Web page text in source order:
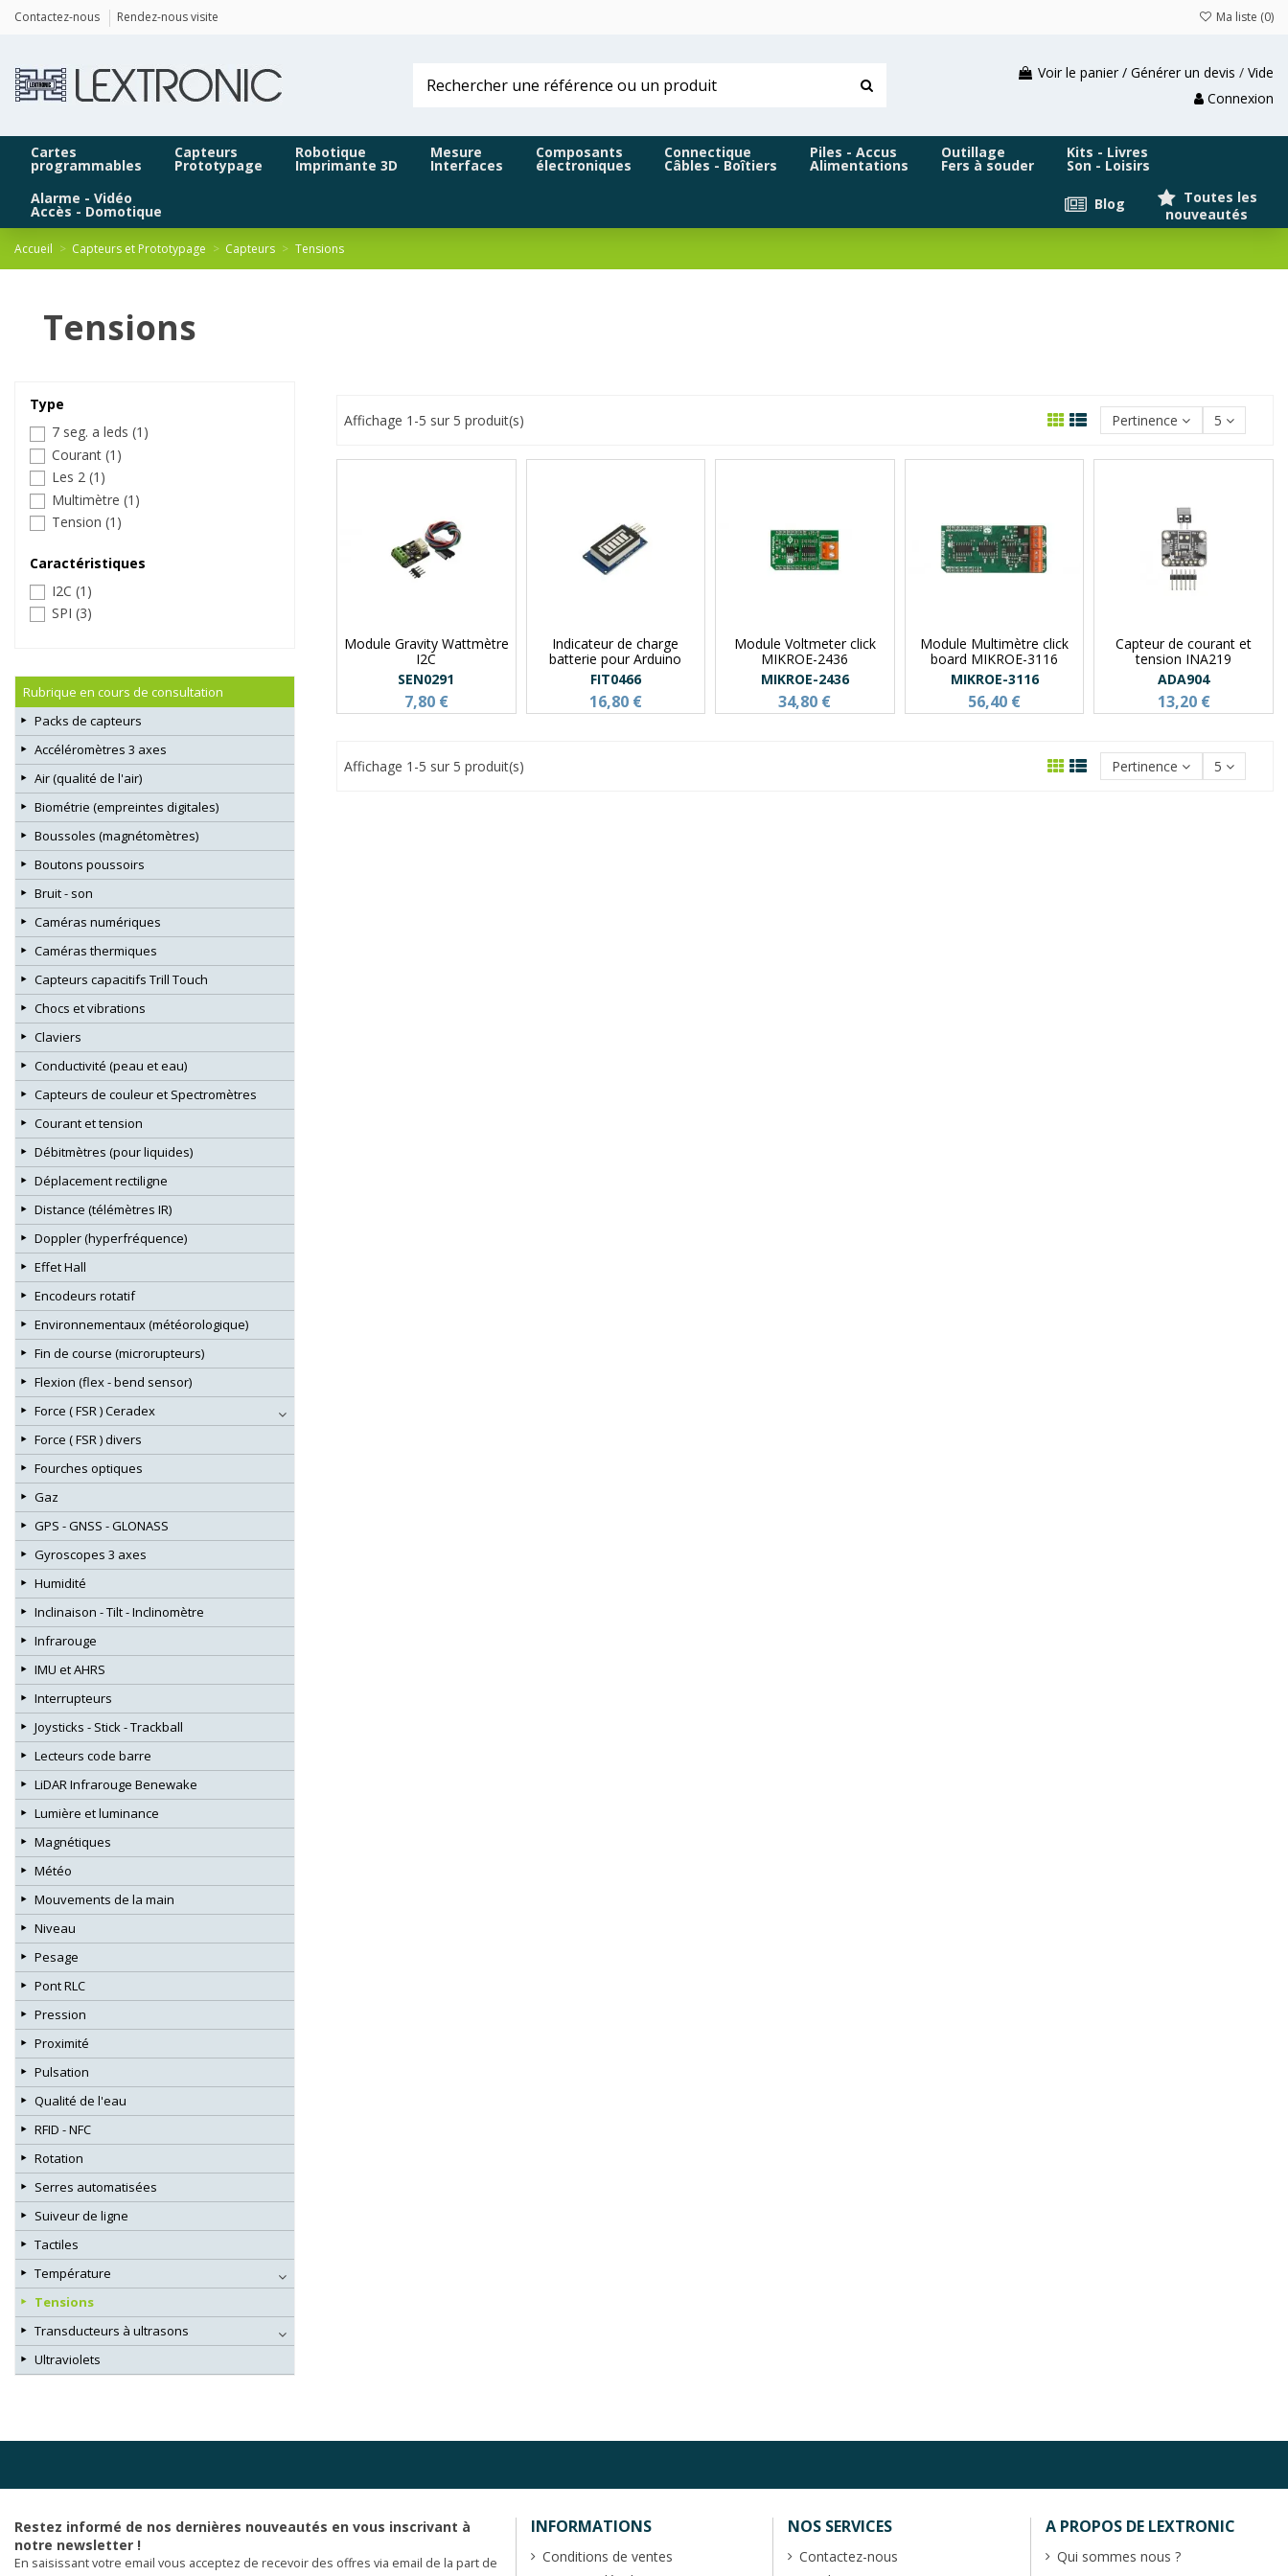
Contactez-nous Rendez-nous visite Ma liste (0)
Voir le panier / Générer un devis / Vide
Connexion
Cartes
programmables
Capteurs
Prototypage
Robotique
Imprimante 3D
Mesure
Interfaces
Composants
électroniques
Connectique
Câbles - Boîtiers
Piles - Accus
Alimentations
Outillage
Fers à souder
Kits - Livres
Son - Loisirs
Alarme - Vidéo
Accès - Domotique
Toutes les
nouveautés
Blog
Accueil Capteurs et Prototypage Capteurs Tensions
Tensions
Affichage 1-5 sur 5 produit(s) Pertinence 5
Module Gravity Wattmètre
I2C
SEN0291
7,80 €
Indicateur de charge
batterie pour Arduino
FIT0466
16,80 €
Module Voltmeter click
MIKROE-2436
MIKROE-2436
34,80 €
Module Multimètre click
board MIKROE-3116
MIKROE-3116
56,40 €
Capteur de courant et
tension INA219
ADA904
13,20 €
Affichage 1-5 sur 5 produit(s) Pertinence 5
Type
7 seg. a leds (1)
Courant (1)
Les 2 (1)
Multimètre (1)
Tension (1)
Caractéristiques
I2C (1)
SPI (3)
Rubrique en cours de consultation
Packs de capteurs
Accéléromètres 3 axes
Air (qualité de l'air)
Biométrie (empreintes digitales)
Boussoles (magnétomètres)
Boutons poussoirs
Bruit - son
Caméras numériques
Caméras thermiques
Capteurs capacitifs Trill Touch
Chocs et vibrations
Claviers
Conductivité (peau et eau)
Capteurs de couleur et Spectromètres
Courant et tension
Débitmètres (pour liquides)
Déplacement rectiligne
Distance (télémètres IR)
Doppler (hyperfréquence)
Effet Hall
Encodeurs rotatif
Environnementaux (météorologique)
Fin de course (microrupteurs)
Flexion (flex - bend sensor)
Force ( FSR ) Ceradex
Force ( FSR ) divers
Fourches optiques
Gaz
GPS - GNSS - GLONASS
Gyroscopes 3 axes
Humidité
Inclinaison - Tilt - Inclinomètre
Infrarouge
IMU et AHRS
Interrupteurs
Joysticks - Stick - Trackball
Lecteurs code barre
LiDAR Infrarouge Benewake
Lumière et luminance
Magnétiques
Météo
Mouvements de la main
Niveau
Pesage
Pont RLC
Pression
Proximité
Pulsation
Qualité de l'eau
RFID - NFC
Rotation
Serres automatisées
Suiveur de ligne
Tactiles
Température
Tensions
Transducteurs à ultrasons
Ultraviolets
Restez informé de nos dernières nouveautés en vous inscrivant à
notre newsletter !
En saisissant votre email vous acceptez de recevoir des offres via email de la part de
INFORMATIONS
Conditions de ventes
NOS SERVICES
Contactez-nous
A PROPOS DE LEXTRONIC
Qui sommes nous ?
Panneau de gestion des cookies